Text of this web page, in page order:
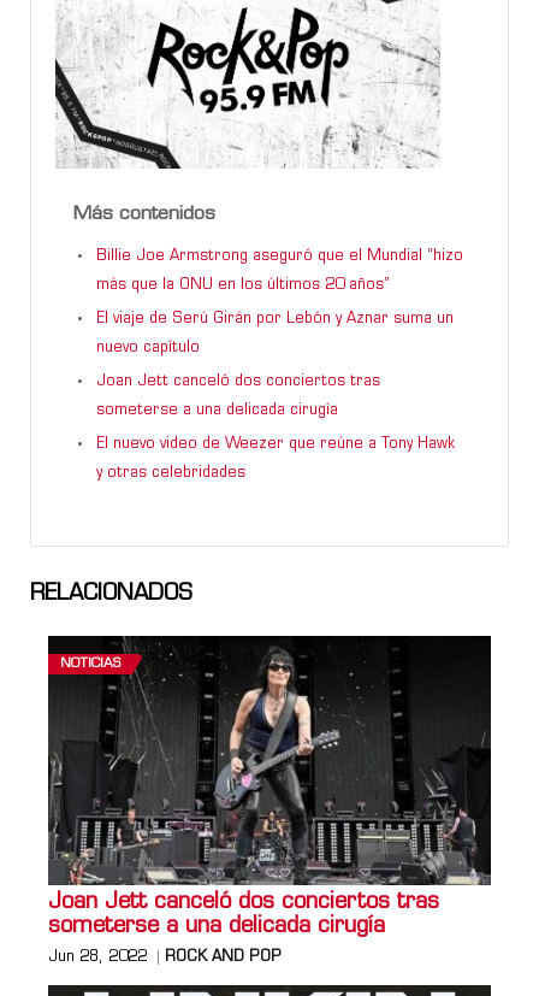
Más contenidos
Billie Joe Armstrong aseguró que el Mundial “hizo
más que la ONU en los últimos 20 años”
El viaje de Serú Girán por Lebón y Aznar suma un
nuevo capítulo
Joan Jett canceló dos conciertos tras
someterse a una delicada cirugía
El nuevo video de Weezer que reúne a Tony Hawk
y otras celebridades
RELACIONADOS
NOTICIAS
Joan Jett canceló dos conciertos tras
someterse a una delicada cirugía
Jun 28, 2022 ROCK AND POP